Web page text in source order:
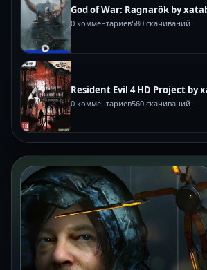
God of War: Ragnarök by
0 комментариев580 скачиваний
Resident Evil 4 HD Project by
0 комментариев560 скачиваний